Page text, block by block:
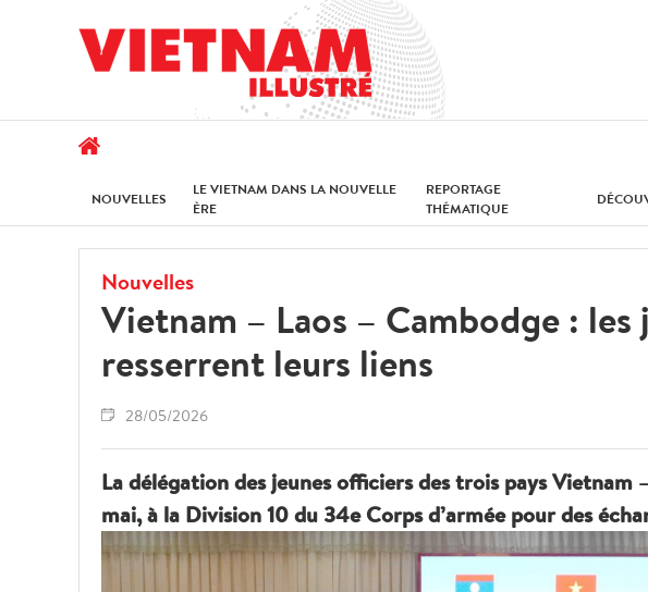
NOUVELLES
LE VIETNAM DANS LA NOUVELLE
ÈRE
REPORTAGE
THÉMATIQUE
Nouvelles
Vietnam – Laos – Cambodge :
resserrent leurs liens
28/05/2026
La délégation des jeunes officiers des trois pays Vietnam
mai, à la Division 10 du 34e Corps d’armée pour des